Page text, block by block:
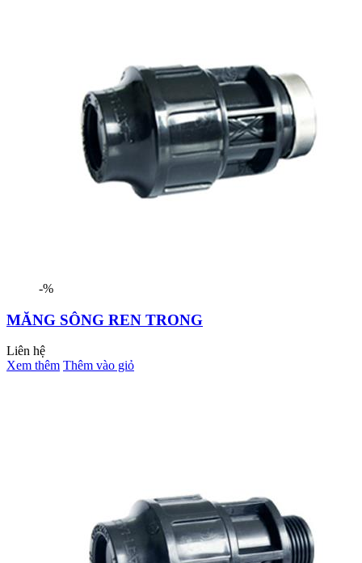
-%
MĂNG SÔNG REN TRONG
Liên hệ
Xem thêm Thêm vào giỏ